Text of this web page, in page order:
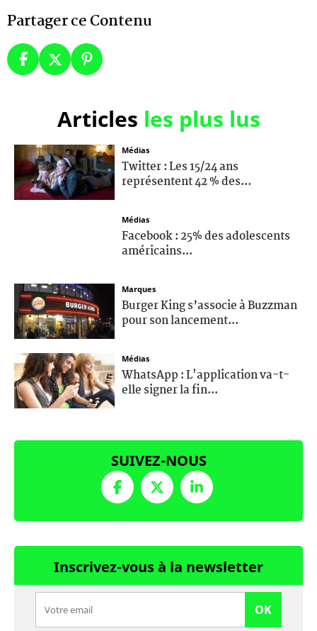
Partager ce Contenu
Articles les plus lus
Médias
Twitter : Les 15/24 ans
représentent 42 % des...
Médias
Facebook : 25% des adolescents
américains...
Marques
Burger King s’associe à Buzzman
pour son lancement...
Médias
WhatsApp : L'application va-t-
elle signer la fin...
SUIVEZ-NOUS
Inscrivez-vous à la newsletter
OK